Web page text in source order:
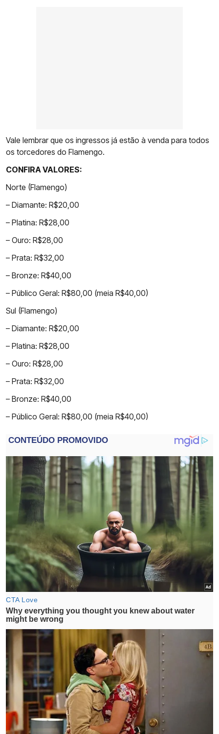
Vale lembrar que os ingressos já estão à venda para todos
os torcedores do Flamengo.
CONFIRA VALORES:
Norte (Flamengo)
– Diamante: R$20,00
– Platina: R$28,00
– Ouro: R$28,00
– Prata: R$32,00
– Bronze: R$40,00
– Público Geral: R$80,00 (meia R$40,00)
Sul (Flamengo)
– Diamante: R$20,00
– Platina: R$28,00
– Ouro: R$28,00
– Prata: R$32,00
– Bronze: R$40,00
– Público Geral: R$80,00 (meia R$40,00)